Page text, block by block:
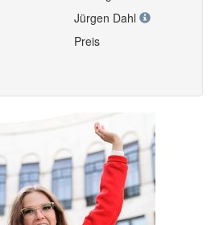
Jürgen Dahl
Preis